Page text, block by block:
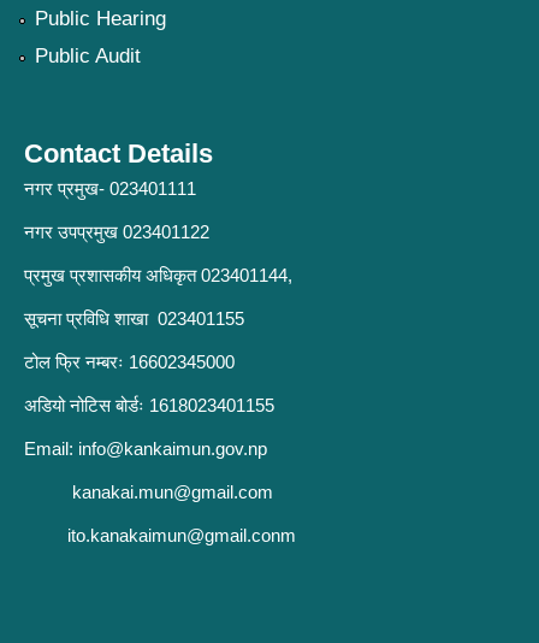
Public Hearing
Public Audit
Contact Details
नगर प्रमुख- 023401111
नगर उपप्रमुख 023401122
प्रमुख प्रशासकीय अधिकृत 023401144,
सूचना प्रविधि शाखा 023401155
टोल फ्रि नम्बरः 16602345000
अडियो नोटिस बोर्डः 1618023401155
Email: info@kankaimun.gov.np
kanakai.mun@gmail.com
ito.kanakaimun@gmail.conm